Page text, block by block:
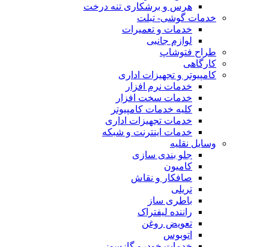
هرس و برشکاری تنه درخت
خدمات گوشی- تبلت
خدمات و تعمیرات
لوازم جانبی
طراح فتوشاپ
کارگاهی
کامپیوتر و تجهیزات اداری
خدمات نرم افزار
خدمات سخت افزار
کلیه خدمات کامپیوتر
خدمات تجهیزات اداری
خدمات اینترنت و شبکه
وسایل نقلیه
جلو بندی سازی
کامیون
صافکار و نقاش
تریلی
باطری ساز
راننده لیفتراک
تعویض روغن
اتوبوس